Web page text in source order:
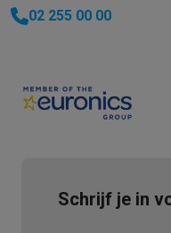
02 255 00 00
Schrijf je in